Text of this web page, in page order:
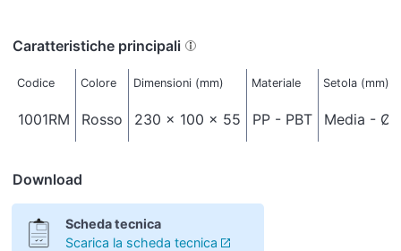
Caratteristiche principali
Codice Colore Dimensioni (mm) Materiale Setola (mm)
1001RM Rosso 230 x 100 x 55 PP - PBT Media - Ø
Download
Scheda tecnica
Scarica la scheda tecnica